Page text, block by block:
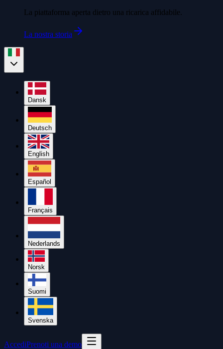
La piattaforma aperta dietro una ricarica affidabile.
La nostra storia
Dansk
Deutsch
English
Español
Français
Nederlands
Norsk
Suomi
Svenska
AccediPrenoti una demo